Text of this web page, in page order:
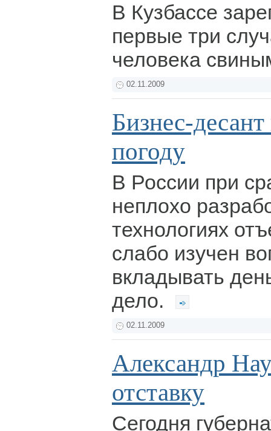
В Кузбассе
первые три
человека
02.11.2009
Бизнес-
погоду
В России при
неплохо
технологиях
слабо изучен
вкладывать
дело.
02.11.2009
Александр
отставку
Сегодня